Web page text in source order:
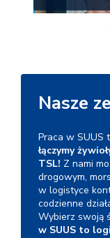
Nasze
Praca w SUUS
łączymy
TSL! Z nami
drogowym,
w logistyce
codzienne
Wybierz swoją
w SUUS to